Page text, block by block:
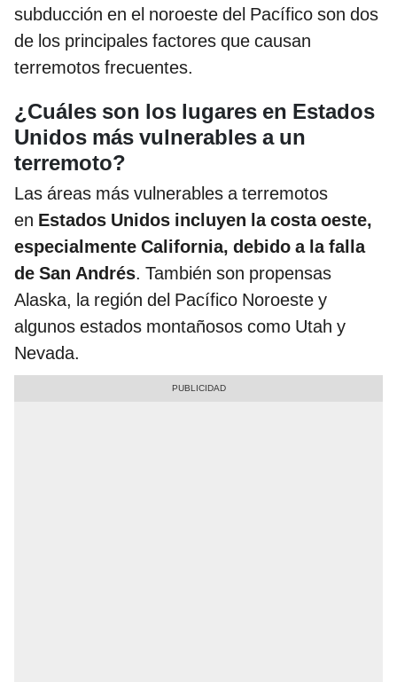
subducción en el noroeste del Pacífico son dos
de los principales factores que causan
terremotos frecuentes.
¿Cuáles son los lugares en Estados
Unidos más vulnerables a un
terremoto?
Las áreas más vulnerables a terremotos
en Estados Unidos incluyen la costa oeste,
especialmente California, debido a la falla
de San Andrés. También son propensas
Alaska, la región del Pacífico Noroeste y
algunos estados montañosos como Utah y
Nevada.